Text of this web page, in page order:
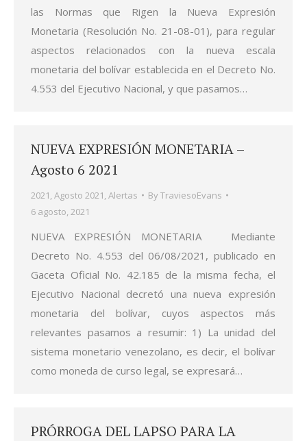
las Normas que Rigen la Nueva Expresión
Monetaria (Resolución No. 21-08-01), para regular
aspectos relacionados con la nueva escala
monetaria del bolívar establecida en el Decreto No.
4.553 del Ejecutivo Nacional, y que pasamos…
NUEVA EXPRESIÓN MONETARIA –
Agosto 6 2021
2021, Agosto 2021, Alertas ByTraviesoEvans
6 agosto, 2021
NUEVA EXPRESIÓN MONETARIA Mediante
Decreto No. 4.553 del 06/08/2021, publicado en
Gaceta Oficial No. 42.185 de la misma fecha, el
Ejecutivo Nacional decretó una nueva expresión
monetaria del bolívar, cuyos aspectos más
relevantes pasamos a resumir: 1) La unidad del
sistema monetario venezolano, es decir, el bolívar
como moneda de curso legal, se expresará…
PRÓRROGA DEL LAPSO PARA LA